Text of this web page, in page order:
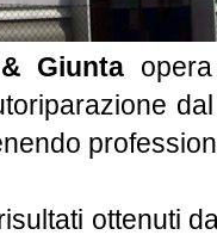
Giunta
ottenuti